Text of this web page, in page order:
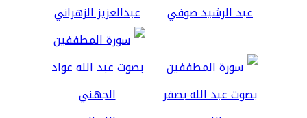
عبد الرشيد صوفي عبدالعزيز الزهراني